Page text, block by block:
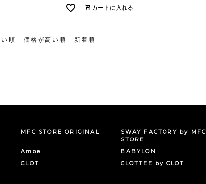
カートに入れる
順 価格が高い順 新着順
MFC STORE ORIGINAL
SWAY FACTORY by MFC
STORE
Amoe BABYLON
CLOT CLOTTEE by CLOT